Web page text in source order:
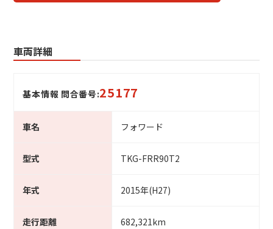
車両詳細
基本情報 問合番号:25177
車名 フォワード
型式 TKG-FRR90T2
年式 2015年(H27)
走行距離 682,321km